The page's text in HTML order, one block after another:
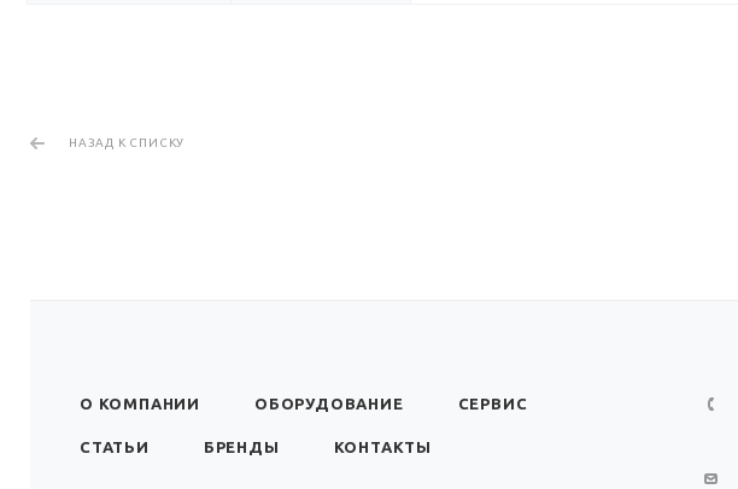
НАЗАД К СПИСКУ
О КОМПАНИИ ОБОРУДОВАНИЕ СЕРВИС
СТАТЬИ БРЕНДЫ КОНТАКТЫ